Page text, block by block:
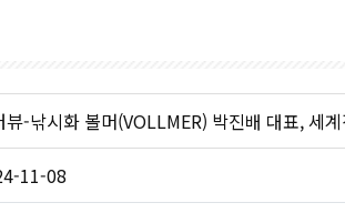
뷰-낚시화 볼머(VOLLMER) 박진배 대표, 세
11-08